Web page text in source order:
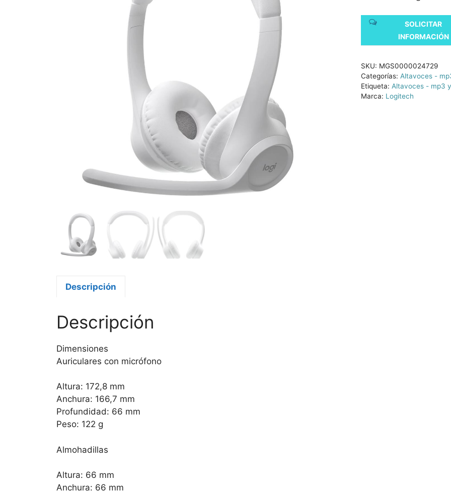
SOLICITAR
INFORMACIÓN
SKU: MGS0000024729
Categorías: Altavoces -
Etiqueta: Altavoces - mp3
Marca: Logitech
Descripción
Descripción
Dimensiones
Auriculares con micrófono
Altura: 172,8 mm
Anchura: 166,7 mm
Profundidad: 66 mm
Peso: 122 g
Almohadillas
Altura: 66 mm
Anchura: 66 mm